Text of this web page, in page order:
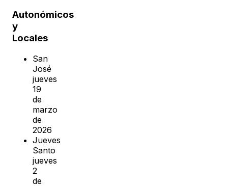
Autonómicos
y
Locales
San
José
jueves
19
de
marzo
de
2026
Jueves
Santo
jueves
2
de